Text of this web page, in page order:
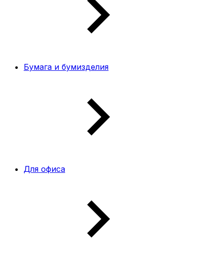
Бумага и бумизделия
Для офиса